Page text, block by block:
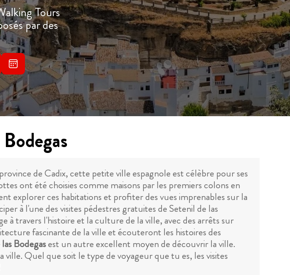
Tours
par des
de Cadix, cette petite ville espagnole est célèbre pour ses
ont été choisies comme maisons par les premiers colons en
explorer ces habitations et profiter des vues imprenables sur la
à l'une des visites pédestres gratuites de Setenil de las
à travers l'histoire et la culture de la ville, avec des arrêts sur
fascinante de la ville et écouteront les histoires des
Bodegasest un autre excellent moyen de découvrir la ville.
Quel que soit le type de voyageur que tu es, les visites